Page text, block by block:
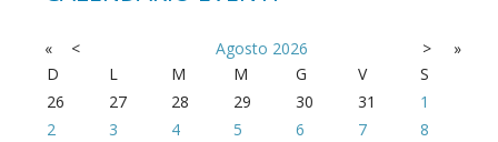
« < Agosto 2026 >
»
D
L M M G V
S
26
27 28 29 30 31
1
2
3 4 5 6 7
8